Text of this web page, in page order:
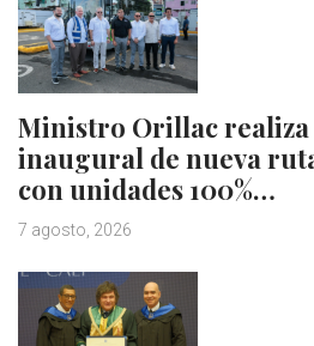
Ministro Orillac
inaugural de nueva
con unidades 100%…
7 agosto, 2026